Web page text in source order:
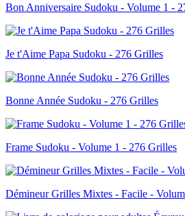
Bon Anniversaire Sudoku - Volume 1 -
Je t'Aime Papa Sudoku - 276 Grilles
Bonne Année Sudoku - 276 Grilles
Frame Sudoku - Volume 1 - 276 Grilles
Démineur Grilles Mixtes - Facile -